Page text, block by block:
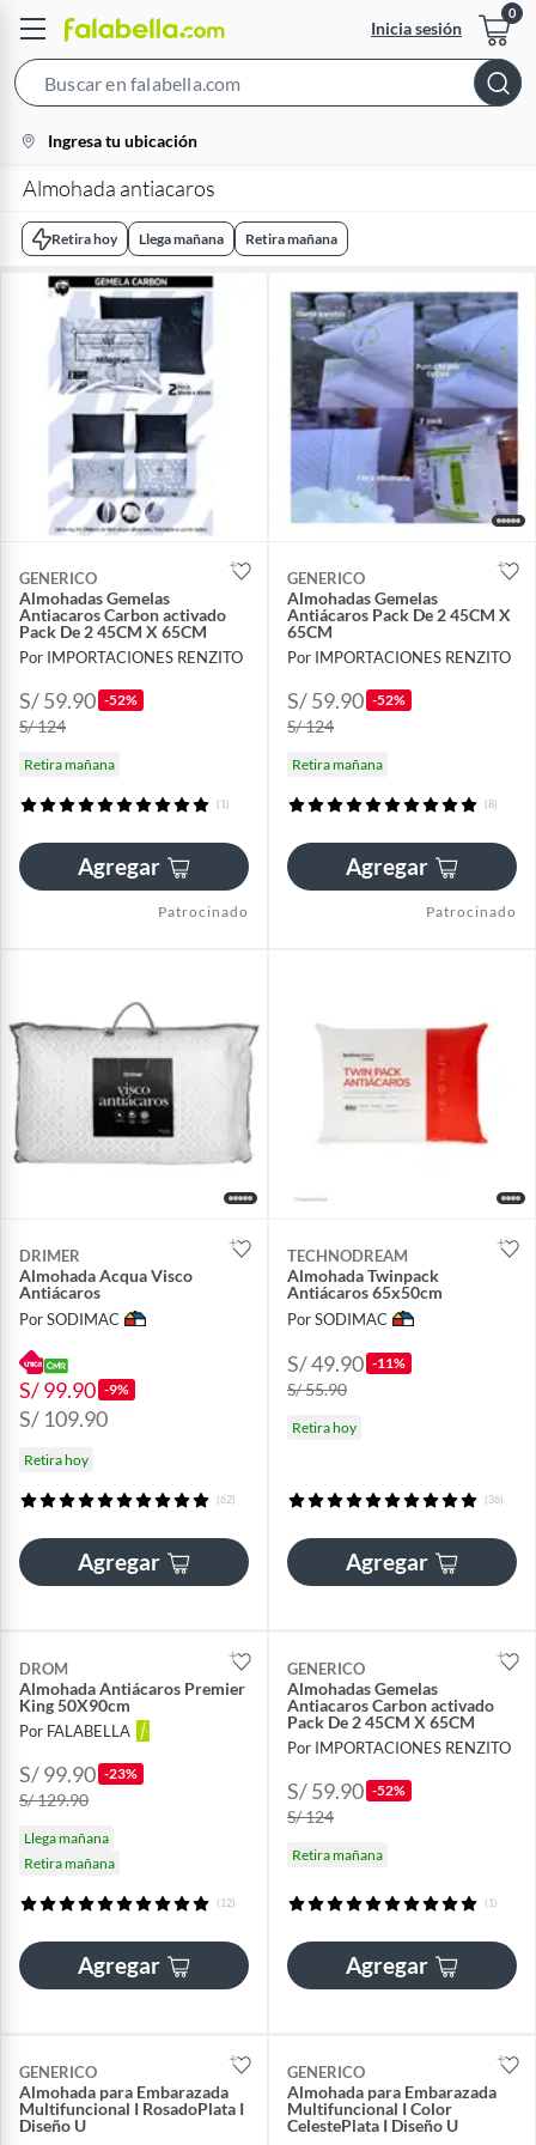
Inicia sesión
Bar
location-
icon
Ingresa tu ubicación
Almohada antiacaros
Retira hoy Llega mañana Retira mañana
GENERICO
Almohadas Gemelas
Antiacaros Carbon activado
Pack De 2 45CM X 65CM
Por IMPORTACIONES RENZITO
S/ 59.90 -52%
S/ 124
Retira mañana
(1)
Agregar
Patrocinado
GENERICO
Almohadas Gemelas
Antiácaros Pack De 2 45CM X
65CM
Por IMPORTACIONES RENZITO
S/ 59.90 -52%
S/ 124
Retira mañana
(8)
Agregar
Patrocinado
DRIMER
Almohada Acqua Visco
Antiácaros
Por SODIMAC
S/ 99.90 -9%
S/ 109.90
Retira hoy
(62)
Agregar
TECHNODREAM
Almohada Twinpack
Antiácaros 65x50cm
Por SODIMAC
S/ 49.90 -11%
S/ 55.90
Retira hoy
(36)
Agregar
DROM
Almohada Antiácaros Premier
King 50X90cm
Por FALABELLA
S/ 99.90 -23%
S/ 129.90
Llega mañana
Retira mañana
(12)
Agregar
GENERICO
Almohadas Gemelas
Antiacaros Carbon activado
Pack De 2 45CM X 65CM
Por IMPORTACIONES RENZITO
S/ 59.90 -52%
S/ 124
Retira mañana
(1)
Agregar
GENERICO
Almohada para Embarazada
Multifuncional I RosadoPlata I
Diseño U
GENERICO
Almohada para Embarazada
Multifuncional I Color
CelestePlata I Diseño U